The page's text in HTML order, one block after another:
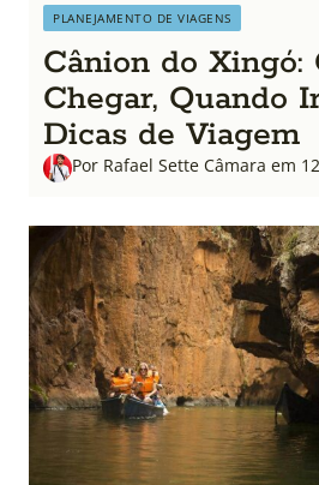
PLANEJAMENTO DE VIAGENS
Cânion do Xingó:
Chegar, Quando
Dicas de Viagem
Por Rafael Sette Câmara em